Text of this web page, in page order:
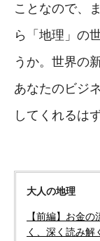
ことなので、
ら「地理」の
うか。世界の
あなたのビジ
してくれるはず
大人の地理
【前編】お金
く、深く読み解